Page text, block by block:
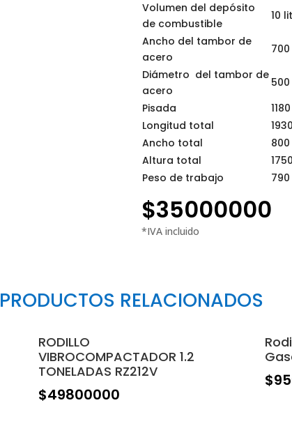
Volumen del depósito
de combustible
10
Ancho del tambor de
acero
Diámetro del tambor de
acero
Pisada
Longitud total
Ancho total
Altura total
Peso de trabajo
$35000000
PRODUCTOS RELACIONADOS
RODILLO
VIBROCOMPACTADOR 1.2
TONELADAS RZ212V
$49800000
$